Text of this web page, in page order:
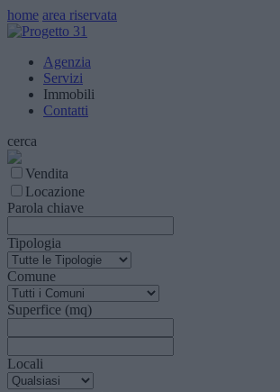
home area riservata
Agenzia
Servizi
Immobili
Contatti
cerca
Vendita
Locazione
Parola chiave
Tipologia
Comune
Superfice (mq)
Locali